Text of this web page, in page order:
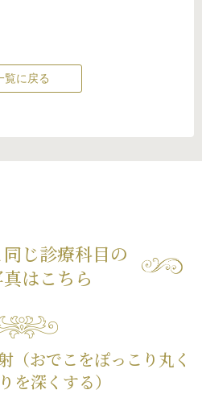
覧に戻る
じ診療科目の
はこちら
（おでこをぽっこり丸く
を深くする）